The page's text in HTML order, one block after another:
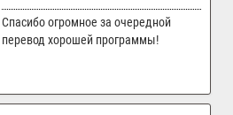
Спасибо огромное за очередной
перевод хорошей программы!